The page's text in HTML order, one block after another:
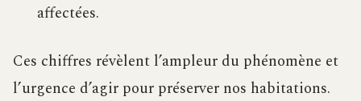
affectées.
Ces chiffres révèlent l’ampleur du phénomène et
l’urgence d’agir pour préserver nos habitations.